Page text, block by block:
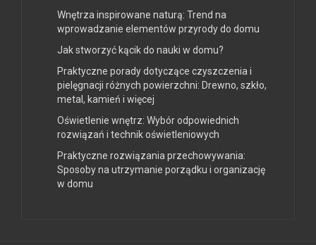
Wnętrza inspirowane naturą: Trend na
wprowadzanie elementów przyrody do domu
Jak stworzyć kącik do nauki w domu?
Praktyczne porady dotyczące czyszczenia i
pielęgnacji różnych powierzchni: Drewno, szkło,
metal, kamień i więcej
Oświetlenie wnętrz: Wybór odpowiednich
rozwiązań i technik oświetleniowych
Praktyczne rozwiązania przechowywania:
Sposoby na utrzymanie porządku i organizację
w domu